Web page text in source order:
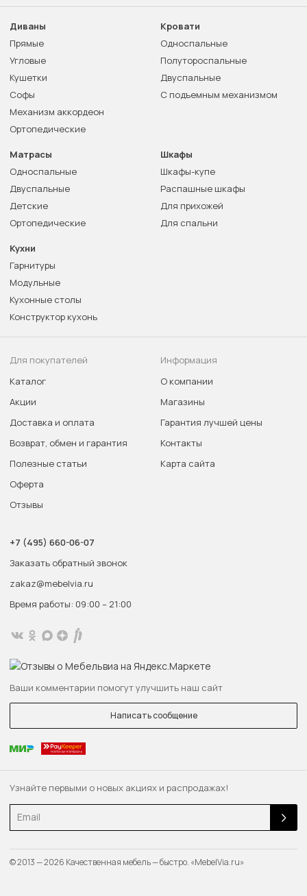
Узнайте первыми о новых акциях и распродажах!
Email
Диваны
Прямые
Угловые
Кушетки
Софы
Механизм аккордеон
Ортопедические
Кровати
Односпальные
Полутороспальные
Двуспальные
С подъемным механизмом
Матрасы
Односпальные
Двуспальные
Детские
Ортопедические
Шкафы
Шкафы-купе
Распашные шкафы
Для прихожей
Для спальни
Кухни
Гарнитуры
Модульные
Кухонные столы
Конструктор кухонь
Для покупателей
Каталог
Акции
Доставка и оплата
Возврат, обмен и гарантия
Полезные статьи
Оферта
Отзывы
Информация
О компании
Магазины
Гарантия лучшей цены
Контакты
Карта сайта
+7 (495) 660-06-07
Заказать обратный звонок
zakaz@mebelvia.ru
Время работы: 09:00 – 21:00
Ваши комментарии помогут улучшить наш сайт
Написать сообщение
© 2013 — 2026 Качественная мебель — быстро. «MebelVia.ru»